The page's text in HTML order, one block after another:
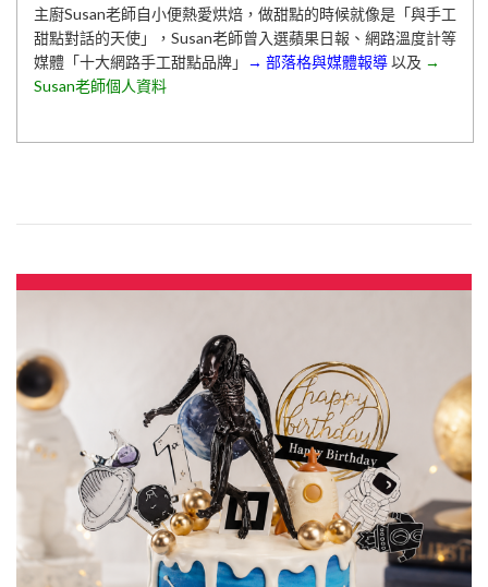
主廚Susan老師自小便熱愛烘焙，做甜點的時候就像是「與手工
甜點對話的天使」，Susan老師曾入選蘋果日報、網路溫度計等
媒體「十大網路手工甜點品牌」
→ 部落格與媒體報導以及 →
Susan老師個人資料
1 2 3 4 5 6 7
… 78 79 80